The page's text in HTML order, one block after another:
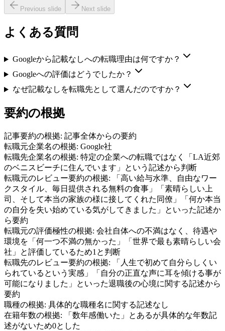
Previous slide Next slide
よくある質問
Googleから記載なしへの転職理由は何ですか？
Googleへの評価はどうでしたか？
なぜ記載なしを転職先として選んだのですか？
要約の根拠
記事要約の根拠: 記事全体からの要約
転職元企業名の根拠: Google社
転職先企業名の根拠: 特定の企業への転職ではなく「LA近郊
のベニスビーチに住んでいます」という記述から判断
転職元のレビュー要約の根拠:
「高い給与水準、自由なワー
クスタイル、毎日提供される無料の食事」「素晴らしい上
司、そして本当の家族の様に接してくれた同僚」「何か本当
の自分を失い始めている気がしてきました」といった記述か
ら要約
転職元の評価極性の根拠: 会社自体への不満はなく、待遇や
環境を「何一つ不満の無かった」「世界で最も素晴らしい会
社」と評価しているため1と判断
転職先のレビュー要約の根拠:
「人生で初めて自分らしくい
られているという実感」「自分の正直な声に耳を傾ける事が
可能になりました」といった退職後の心境に関する記述から
要約
職種の根拠: 具体的な職種名に関する記述なし
在籍年数の根拠:
「数年感働いた」とあるが具体的な年数記
述がないため0とした